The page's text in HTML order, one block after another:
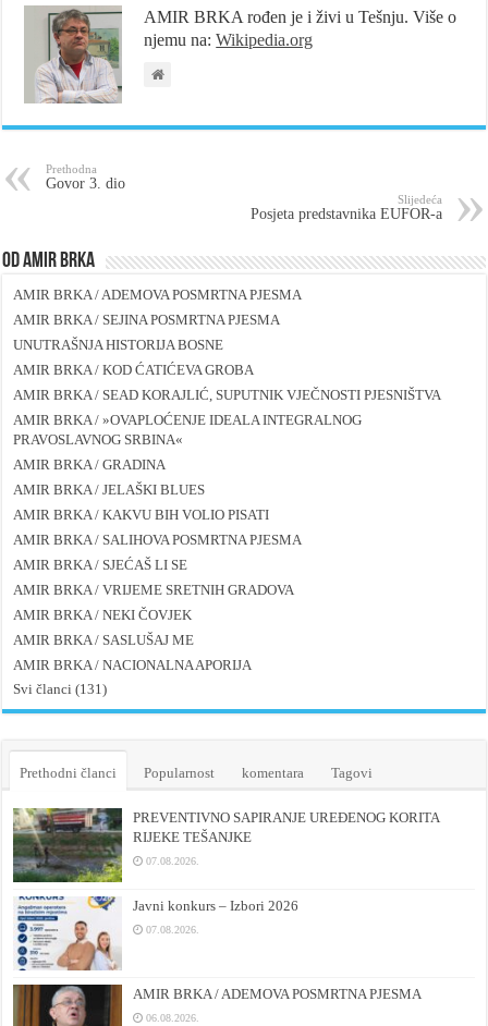
AMIR BRKA rođen je i živi u Tešnju. Više o
njemu na:Wikipedia.org
Prethodna
Govor 3. dio
Slijedeća
Posjeta predstavnika EUFOR-a
Od Amir Brka
AMIR BRKA / ADEMOVA POSMRTNA PJESMA
AMIR BRKA / SEJINA POSMRTNA PJESMA
UNUTRAŠNJA HISTORIJA BOSNE
AMIR BRKA / KOD ĆATIĆEVA GROBA
AMIR BRKA / SEAD KORAJLIĆ, SUPUTNIK VJEČNOSTI PJESNIŠTVA
AMIR BRKA / »OVAPLOĆENJE IDEALA INTEGRALNOG
PRAVOSLAVNOG SRBINA«
AMIR BRKA / GRADINA
AMIR BRKA / JELAŠKI BLUES
AMIR BRKA / KAKVU BIH VOLIO PISATI
AMIR BRKA / SALIHOVA POSMRTNA PJESMA
AMIR BRKA / SJEĆAŠ LI SE
AMIR BRKA / VRIJEME SRETNIH GRADOVA
AMIR BRKA / NEKI ČOVJEK
AMIR BRKA / SASLUŠAJ ME
AMIR BRKA / NACIONALNA APORIJA
Svi članci (131)
Prethodni članci Popularnost komentara Tagovi
PREVENTIVNO SAPIRANJE UREĐENOG KORITA
RIJEKE TEŠANJKE
07.08.2026.
Javni konkurs – Izbori 2026
07.08.2026.
AMIR BRKA / ADEMOVA POSMRTNA PJESMA
06.08.2026.